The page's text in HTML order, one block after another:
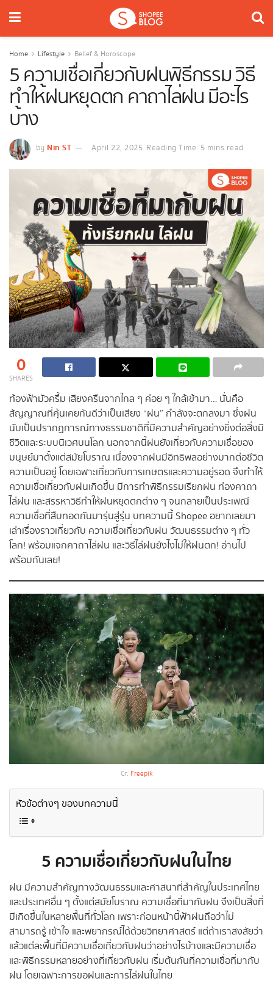
Home Lifestyle Belief & Horoscope
5 ความเชื่อเกี่ยวกับฝนพิธีกรรม วิธี
ทำให้ฝนหยุดตก คาถาไล่ฝน มีอะไร
บ้าง
by Nin ST April 22, 2025 Reading Time: 5 mins read
0
SHARES
ท้องฟ้ามัวครึ้ม เสียงครืนจากไกล ๆ ค่อย ๆ ใกล้เข้ามา… นั่นคือ
สัญญาณที่คุ้นเคยกันดีว่าเป็นเสียง “ฝน” กำลังจะตกลงมา ซึ่งฝน
นับเป็นปรากฏการณ์ทางธรรมชาติที่มีความสำคัญอย่างยิ่งต่อสิ่งมี
ชีวิตและระบบนิเวศบนโลก นอกจากนี้ฝนยังเกี่ยวกับความเชื่อของ
มนุษย์มาตั้งแต่สมัยโบราณ เนื่องจากฝนมีอิทธิพลอย่างมากต่อชีวิต
ความเป็นอยู่ โดยเฉพาะเกี่ยวกับการเกษตรและความอยู่รอด จึงทำให้
ความเชื่อเกี่ยวกับฝนเกิดขึ้น มีการทำพิธีกรรมเรียกฝน ท่องคาถา
ไล่ฝน และสรรหาวิธีทำให้ฝนหยุดตกต่าง ๆ จนกลายเป็นประเพณี
ความเชื่อที่สืบทอดกันมารุ่นสู่รุ่น บทความนี้ Shopee อยากเลยมา
เล่าเรื่องราวเกี่ยวกับ ความเชื่อเกี่ยวกับฝน วัฒนธรรมต่าง ๆ ทั่ว
โลก! พร้อมแจกคาถาไล่ฝน และวิธีไล่ฝนยังไงไม่ให้ฝนตก! อ่านไป
พร้อมกันเลย!
Cr: Freepik
หัวข้อต่างๆ ของบทความนี้
5 ความเชื่อเกี่ยวกับฝนในไทย
ฝน มีความสำคัญทางวัฒนธรรมและศาสนาที่สำคัญในประเทศไทย
และประเทศอื่น ๆ ตั้งแต่สมัยโบราณ ความเชื่อที่มากับฝน จึงเป็นสิ่งที่
มีเกิดขึ้นในหลายพื้นที่ทั่วโลก เพราะก่อนหน้านี้ฟ้าฝนถือว่าไม่
สามารถรู้ เข้าใจ และพยากรณ์ได้ด้วยวิทยาศาสตร์ แต่ถ้าเราสงสัยว่า
แล้วแต่ละพื้นที่มีความเชื่อเกี่ยวกับฝนว่าอย่างไรบ้างและมีความเชื่อ
และพิธีกรรมหลายอย่างที่เกี่ยวกับฝน เริ่มต้นกันที่ความเชื่อที่มากับ
ฝน โดยเฉพาะการขอฝนและการไล่ฝนในไทย